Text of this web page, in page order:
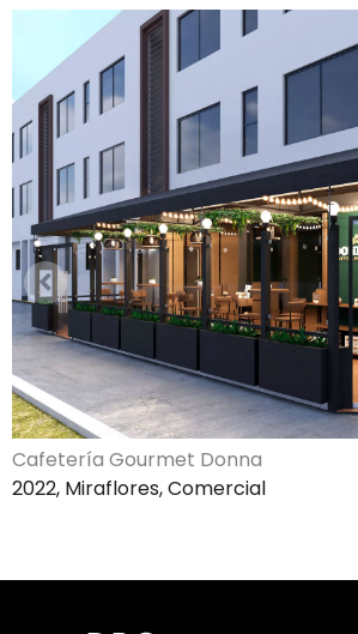
Cafetería Gourmet Donna
2022, Miraflores, Comercial